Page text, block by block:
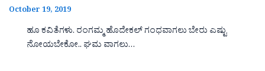
October 19, 2019
ಹೂ ಕವಿತೆಗಳು. ರಂಗಮ್ಮ ಹೊದೇಕಲ್ ಗಂಧವಾಗಲು ಬೇರು ಎಷ್ಟು
ನೋಯಬೇಕೋ.. ಘಮ ವಾಗಲು…